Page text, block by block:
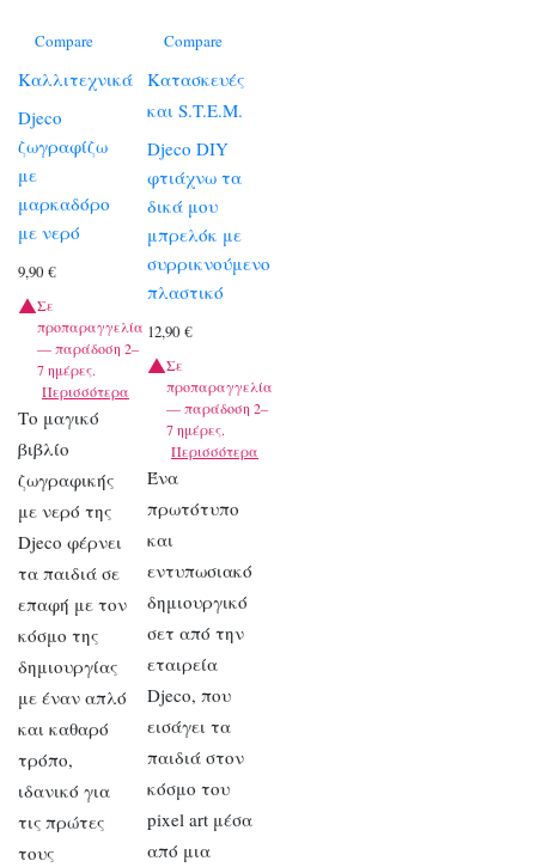
Compare
Καλλιτεχνικά
Djeco
ζωγραφίζω
με
μαρκαδόρο
με νερό
9,90 €
Σε
προπαραγγελία
— παράδοση 2–
7 ημέρες.
Περισσότερα
Το μαγικό
βιβλίο
ζωγραφικής
με νερό της
Djeco φέρνει
τα παιδιά σε
επαφή με τον
κόσμο της
δημιουργίας
με έναν απλό
και καθαρό
τρόπο,
ιδανικό για
τις πρώτες
τους
Compare
Κατασκευές
και S.T.E.M.
Djeco DIY
φτιάχνω τα
δικά μου
μπρελόκ με
συρρικνούμενο
πλαστικό
12,90€
Σε
προπαραγγελία
— παράδοση 2–
7 ημέρες.
Περισσότερα
Ένα
πρωτότυπο
και
εντυπωσιακό
δημιουργικό
σετ από την
εταιρεία
Djeco, που
εισάγει τα
παιδιά στον
κόσμο του
pixel art μέσα
από μια